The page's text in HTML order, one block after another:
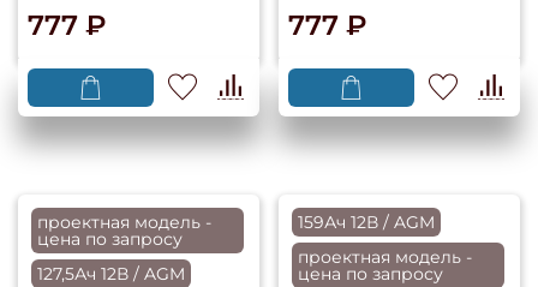
777 ₽ 777 ₽
проектная модель -
цена по запросу
127,5Ач 12В / AGM
159Ач 12В / AGM
проектная модель -
цена по запросу